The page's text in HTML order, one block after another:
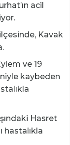
acil
Kavak
ve 19
kaybeden
Hasret
hastalıkla